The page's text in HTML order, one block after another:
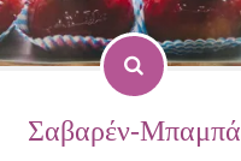
Σαβαρέν-Μπαμπά